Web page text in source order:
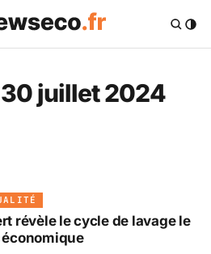
Eco .fr —
juillet 2024
révèle le cycle de lavage le